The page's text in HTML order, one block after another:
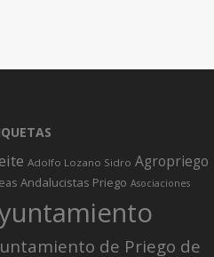
Adolfo Lozano Sidro Agropriego
Andalucistas Priego Asociaciones
de Priego de